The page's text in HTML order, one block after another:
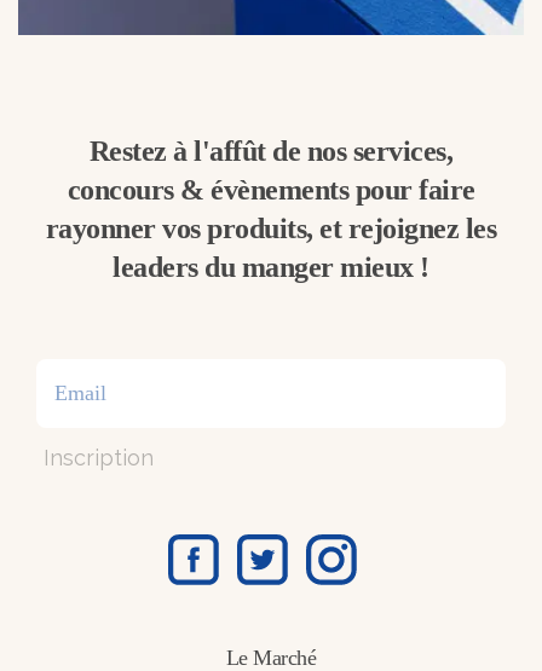
Restez à l'affût de nos services,
concours & évènements pour faire
rayonner vos produits, et rejoignez les
leaders du manger mieux !
Inscription
Le Marché